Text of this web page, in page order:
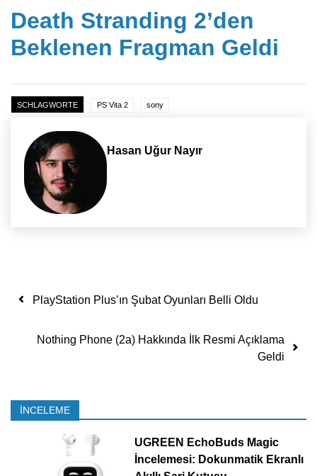
Death Stranding 2’den
Beklenen Fragman Geldi
SCHLAGWORTE PS Vita 2 sony
Hasan Uğur Nayır
Yazı dolaşımı
PlayStation Plus’ın Şubat Oyunları Belli Oldu
Nothing Phone (2a) Hakkında İlk Resmi Açıklama
Geldi
İNCELEME
UGREEN EchoBuds Magic
İncelemesi: Dokunmatik Ekranlı